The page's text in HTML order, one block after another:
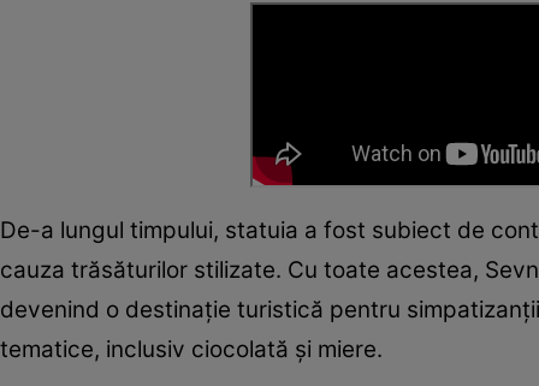
De-a lungul timpului, statuia a fost subiect de
cauza trăsăturilor stilizate. Cu toate acestea,
devenind o destinație turistică pentru
tematice, inclusiv ciocolată și miere.